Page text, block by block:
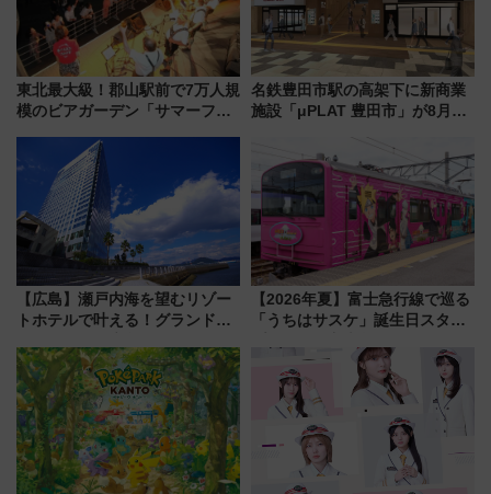
東北最大級！郡山駅前で7万人規
模のビアガーデン「サマーフェ
7/24-26開催！ 有料席はJRE
MALLで予約可能
名鉄豊田市駅の高架下に新商業
施設「μPLAT 豊田市」が8月26
たな玄関口へ
【広島】瀬戸内海を望むリゾー
トホテルで叶える！グランドプ
ディング＆カジュアルパーティ
ープラン
【2026年夏】富士急行線で巡る
「うちはサスケ」誕生日スタン
定グルメ＆グッズ徹底ガイド